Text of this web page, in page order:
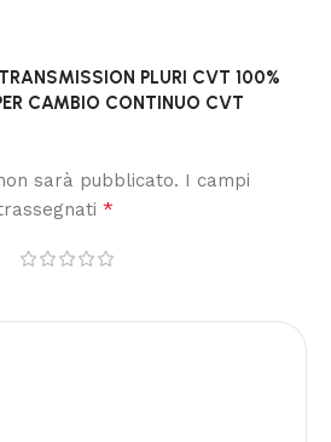
PLURI CVT 100%
CAMBIO CONTINUO CVT
sarà pubblicato. I campi
*